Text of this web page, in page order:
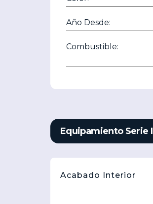
Año Desde:
Combustible:
Equipamiento Serie
Acabado Interior